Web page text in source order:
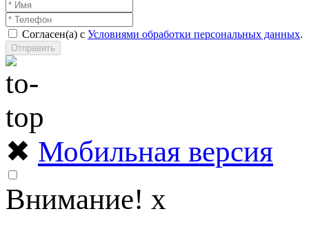
Согласен(а) с Условиями обработки персональных данных.
Отправить
✖ Мобильная версия
Внимание! x